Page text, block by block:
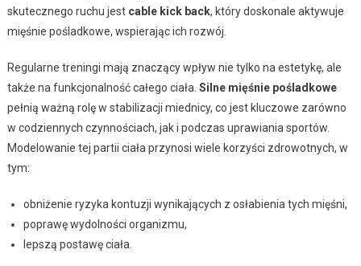
skutecznego ruchu jest cable kick back, który doskonale aktywuje
mięśnie pośladkowe, wspierając ich rozwój.
Regularne treningi mają znaczący wpływ nie tylko na estetykę, ale
także na funkcjonalność całego ciała. Silne mięśnie pośladkowe
pełnią ważną rolę w stabilizacji miednicy, co jest kluczowe zarówno
w codziennych czynnościach, jak i podczas uprawiania sportów.
Modelowanie tej partii ciała przynosi wiele korzyści zdrowotnych, w
tym:
obniżenie ryzyka kontuzji wynikających z osłabienia tych mięśni,
poprawę wydolności organizmu,
lepszą postawę ciała.